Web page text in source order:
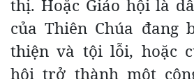
thị. Hoặc Giáo hội là
của Thiên Chúa đang
thiện và tội lỗi, hoặc
hội trở thành một